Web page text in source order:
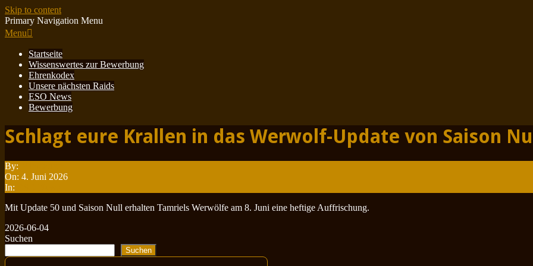
Skip to content
Primary Navigation Menu
Menu
Startseite
Wissenswertes zur Bewerbung
Ehrenkodex
Unsere nächsten Raids
ESO News
Bewerbung
Schlagt eure Krallen in das Werwolf-Update von Saison
By:
On: 4. Juni 2026
In:
Mit Update 50 und Saison Null erhalten Tamriels Werwölfe am 8. Juni eine heftige Auffrischung.
2026-06-04
Suchen
Suchen